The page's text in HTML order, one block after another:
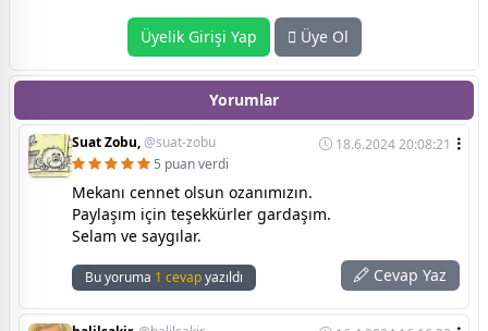
Üyelik Girişi Yap Üye Ol
Yorumlar
Suat Zobu,@suat-zobu
18.6.2024 20:08:21
5 puan verdi
Mekanı cennet olsun ozanımızın.
Paylaşım için teşekkürler gardaşım.
Selam ve saygılar.
Bu yoruma 1 cevapyazıldı Cevap Yaz